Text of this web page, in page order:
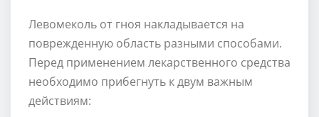
Левомеколь от гноя накладывается на
поврежденную область разными способами.
Перед применением лекарственного средства
необходимо прибегнуть к двум важным
действиям: